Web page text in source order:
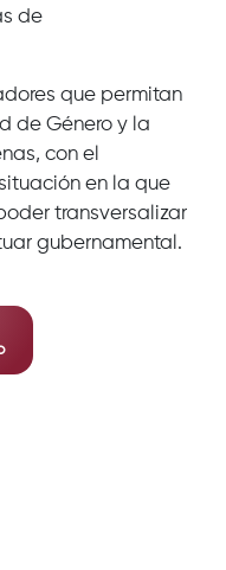
de
que permitan
de Género y la
con el
en la que
transversalizar
gubernamental.